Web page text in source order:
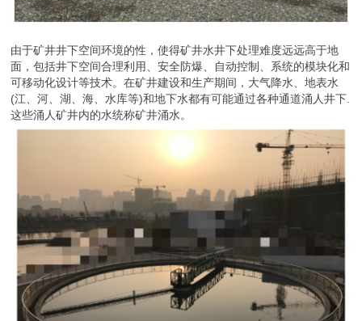
由于矿井井下空间环境的性，使得矿井水井下处理难度远远高于地
面，包括井下空间合理利用、安全防爆、自动控制、系统的模块化和
可移动化设计等技术。在矿井建设和生产期间，大气降水、地表水
(江、河、湖、海、水库等)和地下水都有可能通过各种通道涌人井下.
这些涌人矿井内的水统称矿井涌水。